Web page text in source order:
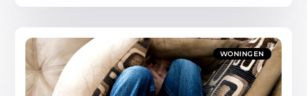
WONINGEN